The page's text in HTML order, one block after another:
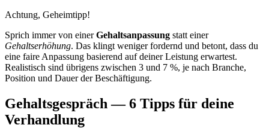
Achtung, Geheimtipp!
Sprich immer von einerGehaltsanpassung statt einer
Gehaltserhöhung. Das klingt weniger fordernd und betont, dass du
eine faire Anpassung basierend auf deiner Leistung erwartest.
Realistisch sind übrigens zwischen 3 und 7 %, je nach Branche,
Position und Dauer der Beschäftigung.
Gehaltsgespräch — 6 Tipps für deine
Verhandlung